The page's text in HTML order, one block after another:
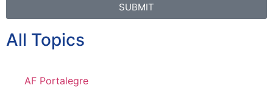
SUBMIT
All Topics
AF Portalegre